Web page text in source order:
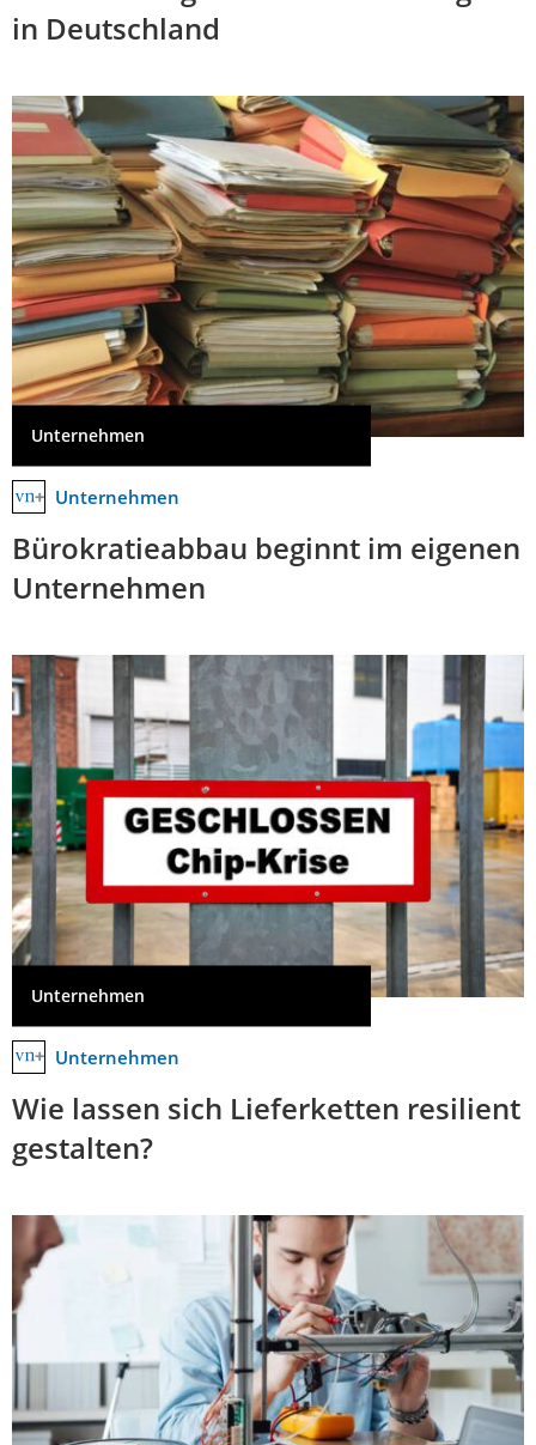
in Deutschland
Unternehmen
Unternehmen
Bürokratieabbau beginnt im eigenen
Unternehmen
Unternehmen
Unternehmen
Wie lassen sich Lieferketten resilient
gestalten?